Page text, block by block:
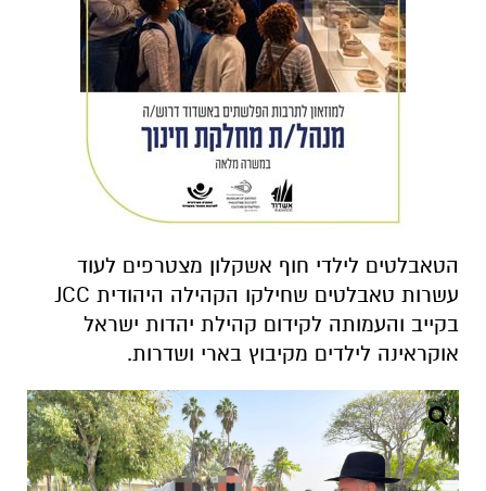
הטאבלטים לילדי חוף אשקלון מצטרפים לעוד
עשרות טאבלטים שחילקו הקהילה היהודית JCC
בקייב והעמותה לקידום קהילת יהדות ישראל
אוקראינה לילדים מקיבוץ בארי ושדרות.